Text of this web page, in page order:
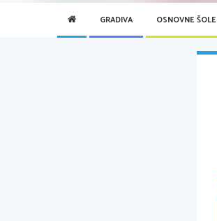
GRADIVA OSNOVNE ŠOLE